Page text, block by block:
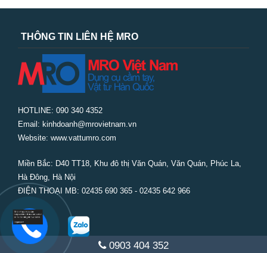
THÔNG TIN LIÊN HỆ MRO
HOTLINE: 090 340 4352
Email: kinhdoanh@mrovietnam.vn
Website: www.vattumro.com
Miền Bắc: D40 TT18, Khu đô thị Văn Quán, Văn Quán, Phúc La,
Hà Đông, Hà Nội
ĐIỆN THOẠI MB: 02435 690 365 - 02435 642 966
0903 404 352